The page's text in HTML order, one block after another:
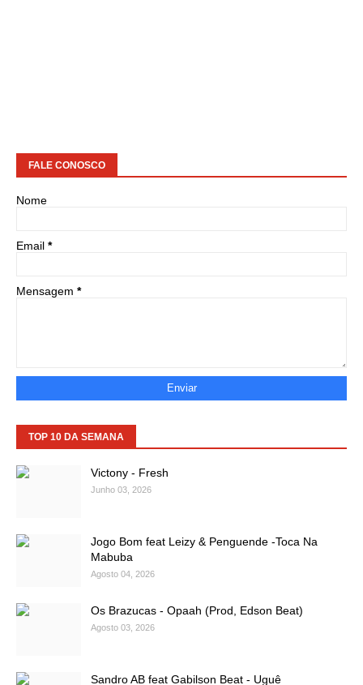
FALE CONOSCO
Nome
Email *
Mensagem *
TOP 10 DA SEMANA
Victony - Fresh
Junho 03, 2026
Jogo Bom feat Leizy & Penguende -Toca Na
Mabuba
Agosto 04, 2026
Os Brazucas - Opaah (Prod, Edson Beat)
Agosto 03, 2026
Sandro AB feat Gabilson Beat - Uguê